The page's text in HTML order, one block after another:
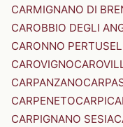
CARMIGNANO DI
CAROBBIO DEGLI
CARONNO
CAROVIGNO
CARPANZANO
CARPENETOCARPI
CARPIGNANO SESIA